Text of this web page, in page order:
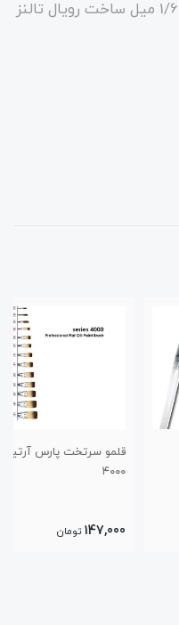
0/85 میل ، 1/1 میل ، 1/35 میل ، 1/6 میل ساخت رویال تالنز
قلمو سرتخت پارس آرتیست سری
تومان